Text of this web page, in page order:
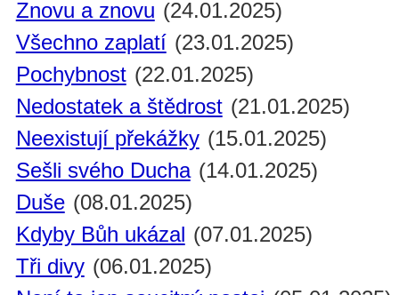
Znovu a znovu (24.01.2025)
Všechno zaplatí (23.01.2025)
Pochybnost (22.01.2025)
Nedostatek a štědrost (21.01.2025)
Neexistují překážky (15.01.2025)
Sešli svého Ducha (14.01.2025)
Duše (08.01.2025)
Kdyby Bůh ukázal (07.01.2025)
Tři divy (06.01.2025)